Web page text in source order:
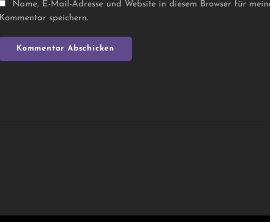
Name, E-Mail-Adresse und Website in diesem Browser für
Kommentar speichern.